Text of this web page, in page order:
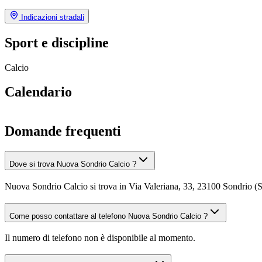
Indicazioni stradali
Sport e discipline
Calcio
Calendario
Domande frequenti
Dove si trova Nuova Sondrio Calcio ?
Nuova Sondrio Calcio si trova in Via Valeriana, 33, 23100 Sondrio
Come posso contattare al telefono Nuova Sondrio Calcio ?
Il numero di telefono non è disponibile al momento.